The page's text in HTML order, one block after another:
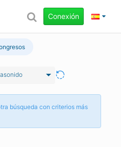
Conexión
búsqueda con criterios más